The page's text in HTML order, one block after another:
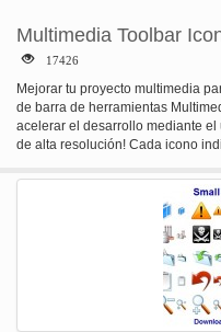
Multimedia Toolbar
17426
Mejorar tu proyecto multimedia
de barra de herramientas
acelerar el desarrollo mediante
de alta resolución! Cada icono
aplicaciones en línea moderna y
de calidad establecidos por los